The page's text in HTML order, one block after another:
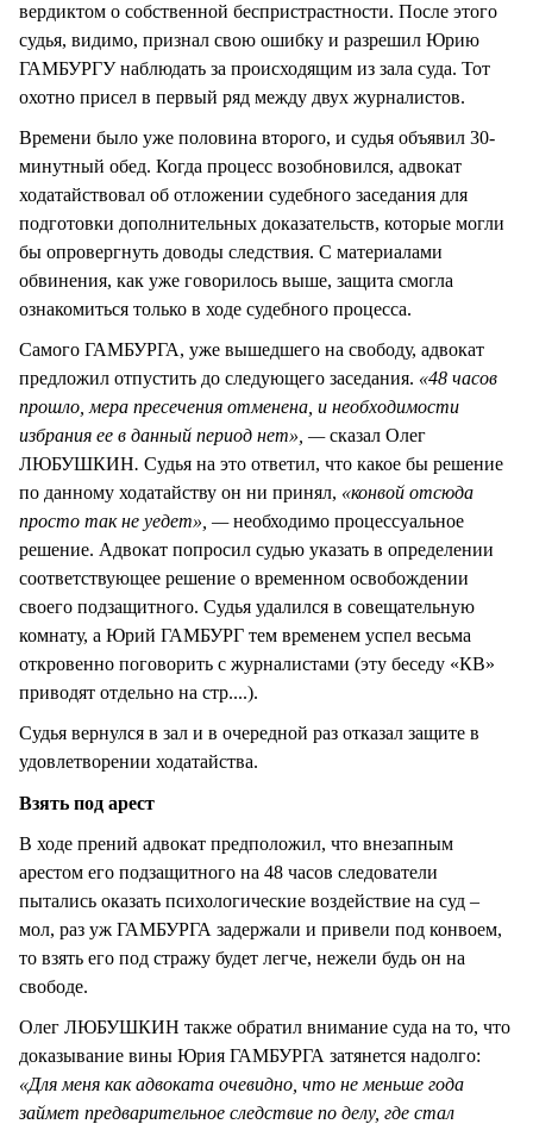
вердиктом о собственной беспристрастности. После этого
судья, видимо, признал свою ошибку и разрешил Юрию
ГАМБУРГУ наблюдать за происходящим из зала суда. Тот
охотно присел в первый ряд между двух журналистов.
Времени было уже половина второго, и судья объявил 30-
минутный обед. Когда процесс возобновился, адвокат
ходатайствовал об отложении судебного заседания для
подготовки дополнительных доказательств, которые могли
бы опровергнуть доводы следствия. С материалами
обвинения, как уже говорилось выше, защита смогла
ознакомиться только в ходе судебного процесса.
Самого ГАМБУРГА, уже вышедшего на свободу, адвокат
предложил отпустить до следующего заседания. «48 часов
прошло, мера пресечения отменена, и необходимости
избрания ее в данный период нет», —сказал Олег
ЛЮБУШКИН. Судья на это ответил, что какое бы решение
по данному ходатайству он ни принял, «конвой отсюда
просто так не уедет», —необходимо процессуальное
решение. Адвокат попросил судью указать в определении
соответствующее решение о временном освобождении
своего подзащитного. Судья удалился в совещательную
комнату, а Юрий ГАМБУРГ тем временем успел весьма
откровенно поговорить с журналистами (эту беседу «КВ»
приводят отдельно на стр....).
Судья вернулся в зал и в очередной раз отказал защите в
удовлетворении ходатайства.
Взять под арест
В ходе прений адвокат предположил, что внезапным
арестом его подзащитного на 48 часов следователи
пытались оказать психологические воздействие на суд –
мол, раз уж ГАМБУРГА задержали и привели под конвоем,
то взять его под стражу будет легче, нежели будь он на
свободе.
Олег ЛЮБУШКИН также обратил внимание суда на то, что
доказывание вины Юрия ГАМБУРГА затянется надолго:
«Для меня как адвоката очевидно, что не меньше года
займет предварительное следствие по делу, где стал